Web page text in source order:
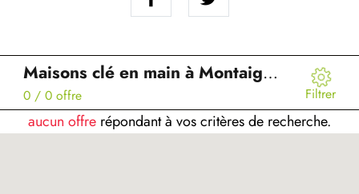
Maisons clé en main à Montaigu (02)
0 / 0 offre Filtrer
aucun offre répondant à vos critères de recherche.